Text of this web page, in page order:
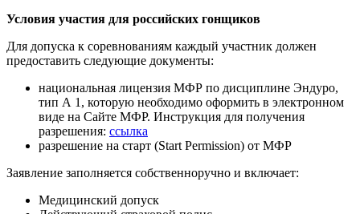
Условия участия для российских гонщиков
Для допуска к соревнованиям каждый участник должен
предоставить следующие документы:
национальная лицензия МФР по дисциплине Эндуро,
тип А 1, которую необходимо оформить в электронном
виде на Сайте МФР. Инструкция для получения
разрешения: ссылка
разрешение на старт (Start Permission) от МФР
Заявление заполняется собственноручно и включает:
Медицинский допуск